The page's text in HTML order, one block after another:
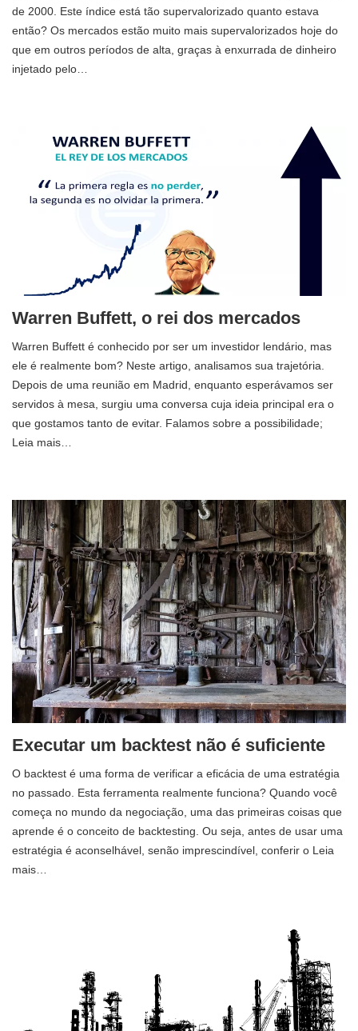
de 2000. Este índice está tão supervalorizado quanto estava
então? Os mercados estão muito mais supervalorizados hoje do
que em outros períodos de alta, graças à enxurrada de dinheiro
injetado pelo…
Warren Buffett, o rei dos mercados
Warren Buffett é conhecido por ser um investidor lendário, mas
ele é realmente bom? Neste artigo, analisamos sua trajetória.
Depois de uma reunião em Madrid, enquanto esperávamos ser
servidos à mesa, surgiu uma conversa cuja ideia principal era o
que gostamos tanto de evitar. Falamos sobre a possibilidade;
Leia mais…
Executar um backtest não é suficiente
O backtest é uma forma de verificar a eficácia de uma estratégia
no passado. Esta ferramenta realmente funciona? Quando você
começa no mundo da negociação, uma das primeiras coisas que
aprende é o conceito de backtesting. Ou seja, antes de usar uma
estratégia é aconselhável, senão imprescindível, conferir o Leia
mais…